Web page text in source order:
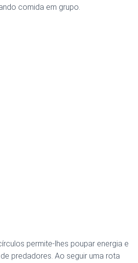
comida em grupo.
permite-lhes poupar energia e
predadores. Ao seguir uma rota